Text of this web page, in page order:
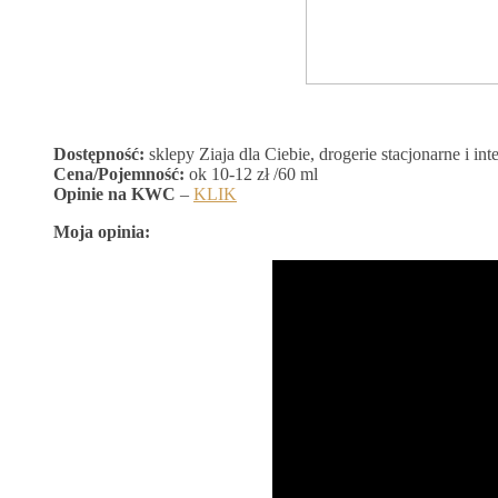
Dostępność: sklepy Ziaja dla Ciebie, drogerie stacjonarne i
Cena/Pojemność: ok 10-12 zł /60 ml
Opinie na KWC – KLIK
Moja opinia: